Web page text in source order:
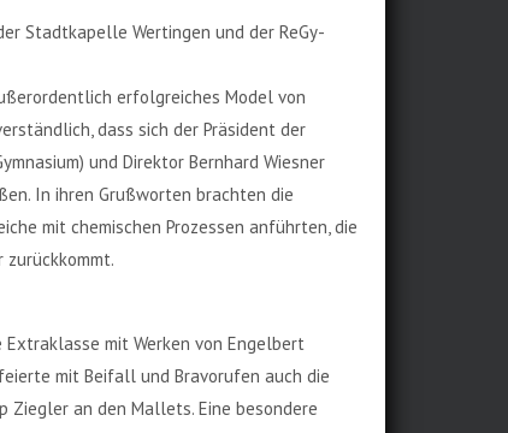
Stadtkapelle Wertingen und der ReGy-
erfolgreiches Model von
dass sich der Präsident der
und Direktor Bernhard Wiesner
In ihren Grußworten brachten die
mit chemischen Prozessen anführten, die
mit Werken von Engelbert
feierte mit Beifall und Bravorufen auch die
Ziegler an den Mallets. Eine besondere